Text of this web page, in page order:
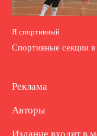
Я спортивный
Спортивные секции
Реклама
Авторы